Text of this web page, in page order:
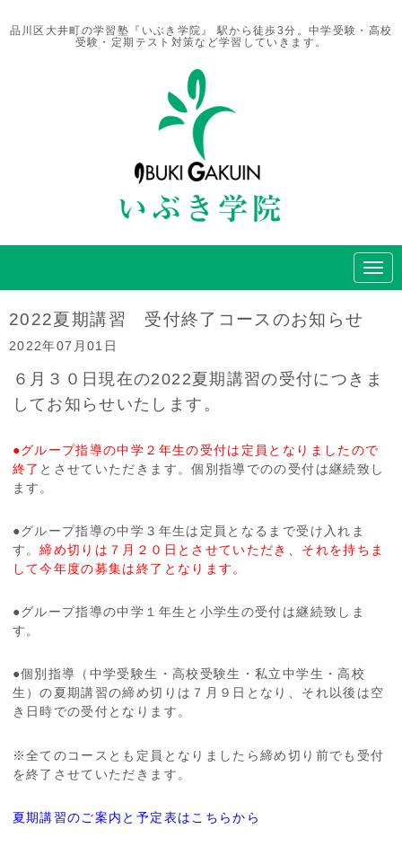
品川区大井町の学習塾『いぶき学院』 駅から徒歩3分。中学受験・高校
受験・定期テスト対策など学習していきます。
N
a
o
2022夏期講習 受付終了コースのお知らせ
2022年07月01日
６月３０日現在の2022夏期講習の受付につきま
してお知らせいたします。
●グループ指導の中学２年生の受付は定員となりましたので
終了 とさせていただきます。個別指導でのの受付は継続致し
ます。
●グループ指導の中学３年生は定員となるまで受け入れま
す。締め切りは７月２０日とさせていただき、それを持ちま
して今年度の募集は終了となります。
●グループ指導の中学１年生と小学生の受付は継続致しま
す。
●個別指導（中学受験生・高校受験生・私立中学生・高校
生）の夏期講習の締め切りは７月９日となり、それ以後は空
き日時での受付となります。
※全てのコースとも定員となりましたら締め切り前でも受付
を終了させていただきます。
夏期講習のご案内と予定表はこちらから